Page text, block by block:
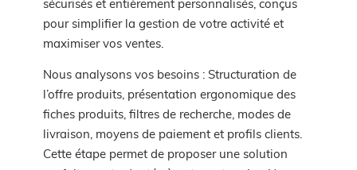
sécurisés et entièrement personnalisés, conçus
pour simplifier la gestion de votre activité et
maximiser vos ventes.
Nous analysons vos besoins : Structuration de
l’offre produits, présentation ergonomique des
fiches produits, filtres de recherche, modes de
livraison, moyens de paiement et profils clients.
Cette étape permet de proposer une solution